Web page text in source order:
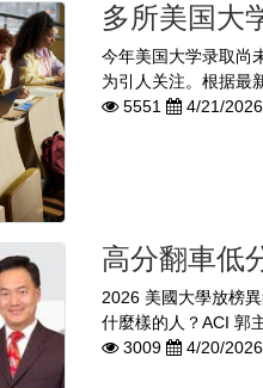
多所美国大
今年美国大学录取尚
为引人关注。根据最
5551
4/21/2026
高分翻車低
2026 美國大學放榜
什麼樣的人？ACI 郭
3009
4/20/2026